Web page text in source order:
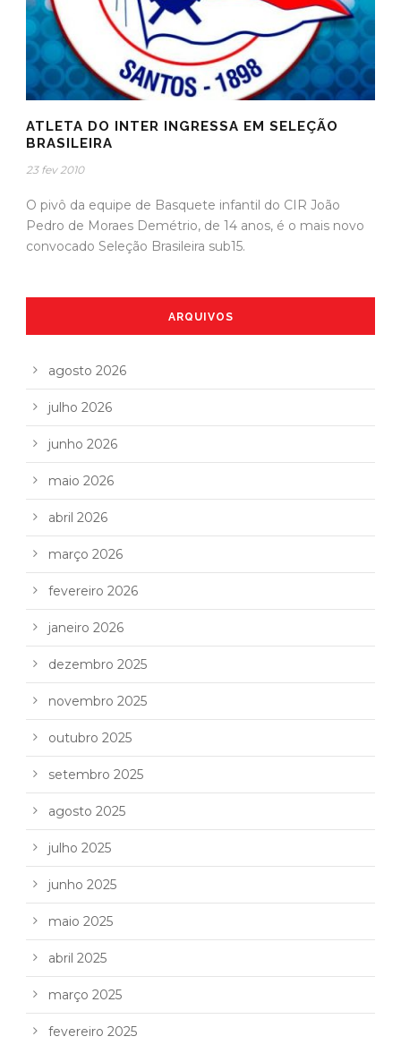
ATLETA DO INTER INGRESSA EM SELEÇÃO
BRASILEIRA
23 fev 2010
O pivô da equipe de Basquete infantil do CIR João
Pedro de Moraes Demétrio, de 14 anos, é o mais novo
convocado Seleção Brasileira sub15.
ARQUIVOS
agosto 2026
julho 2026
junho 2026
maio 2026
abril 2026
março 2026
fevereiro 2026
janeiro 2026
dezembro 2025
novembro 2025
outubro 2025
setembro 2025
agosto 2025
julho 2025
junho 2025
maio 2025
abril 2025
março 2025
fevereiro 2025